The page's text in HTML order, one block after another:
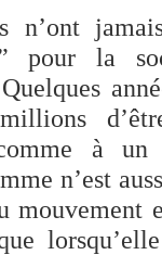
n’ont
pour la
comme à
n’est